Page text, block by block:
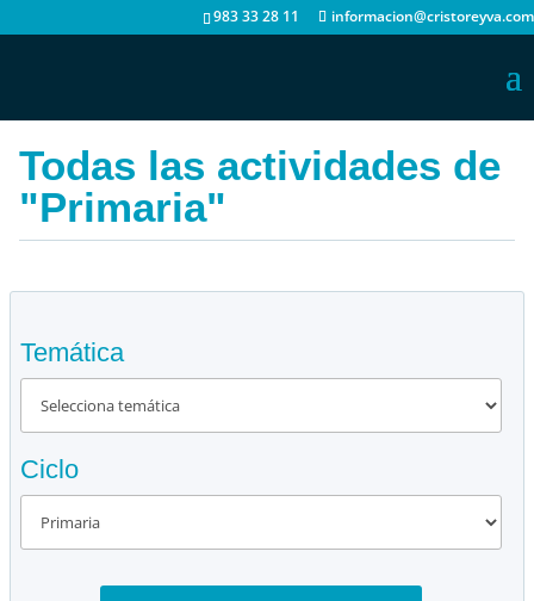
983 33 28 11 informacion@cristoreyva.com
Todas las actividades de
"Primaria"
Temática
Ciclo